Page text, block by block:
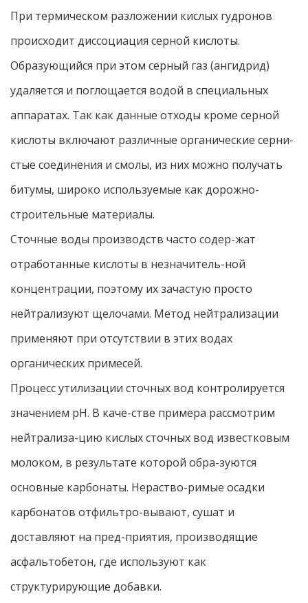
При термическом разложении кислых гудронов
происходит диссоциация серной кислоты.
Образующийся при этом серный газ (ангидрид)
удаляется и поглощается водой в специальных
аппаратах. Так как данные отходы кроме серной
кислоты включают различные органические серни-
стые соединения и смолы, из них можно получать
битумы, широко используемые как дорожно-
строительные материалы.
Сточные воды производств часто содер-жат
отработанные кислоты в незначитель-ной
концентрации, поэтому их зачастую просто
нейтрализуют щелочами. Метод нейтрализации
применяют при отсутствии в этих водах
органических примесей.
Процесс утилизации сточных вод контролируется
значением pH. В каче-стве примера рассмотрим
нейтрализа-цию кислых сточных вод известковым
молоком, в результате которой обра-зуются
основные карбонаты. Нераство-римые осадки
карбонатов отфильтро-вывают, сушат и
доставляют на пред-приятия, производящие
асфальтобетон, где используют как
структурирующие добавки.